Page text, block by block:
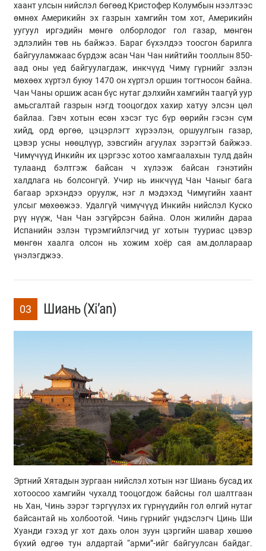
хаант улсын нийслэл бөгөөд Кристофер Колумбын нээлтээс
өмнөх Америкийн эх газрын хамгийн том хот, Америкийн
уугуул иргэдийн мөнгө олборлодог гол газар, мөнгөн
эдлэлийн төв нь байжээ. Бараг бүхэлдээ тоосгон барилга
байгууламжаас бүрдэж асан Чан Чан нийтийн тооллын 850-
аад оны үед байгуулагдаж, инкчүүд Чимү гүрнийг эзлэн
мөхөөх хүртэл буюу 1470 он хүртэл оршин тогтносон байна.
Чан Чаны оршиж асан бүс нутаг дэлхийн хамгийн таагүй уур
амьсгалтай газрын нэгд тооцогдох хахир хатуу элсэн цөл
байлаа. Гэвч хотын есөн хэсэг тус бүр өөрийн гэсэн сүм
хийд, орд өргөө, цэцэрлэгт хүрээлэн, оршуулгын газар,
цэвэр усны нөөцлүүр, зэвсгийн агуулах зэрэгтэй байжээ.
Чимүчүүд Инкийн их цэргээс хотоо хамгаалахын тулд дайн
тулаанд бэлтгэж байсан ч хүлээж байсан гэнэтийн
халдлага нь болсонгүй. Учир нь инкчүүд Чан Чаныг бага
багаар эрхэндээ оруулж, нэг л мэдэхэд Чимүгийн хаант
улсыг мөхөөжээ. Удалгүй чимүчүүд Инкийн нийслэл Куско
рүү нүүж, Чан Чан эзгүйрсэн байна. Олон жилийн дараа
Испанийн эзлэн түрэмгийлэгчид уг хотын тууриас цэвэр
мөнгөн хаалга олсон нь хожим хоёр сая ам.доллараар
үнэлэгджээ.
03 Шиань (Xi’an)
Эртний Хятадын зургаан нийслэл хотын нэг Шиань бусад их
хотоосоо хамгийн чухалд тооцогдож байсны гол шалтгаан
нь Хан, Чинь зэрэг тэргүүлэх их гүрнүүдийн гол өлгий нутаг
байсантай нь холбоотой. Чинь гүрнийг үндэслэгч Цинь Ши
Хуанди гэхэд уг хот дахь олон зуун цэргийн шавар хөшөө
бүхий өдгөө тун алдартай “арми”-ийг байгуулсан байдаг.